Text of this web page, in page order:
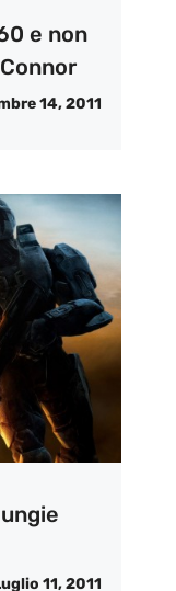
e non
14, 2011
11, 2011